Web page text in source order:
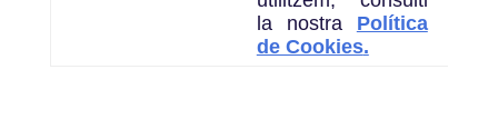
la nostra Política
de Cookies.